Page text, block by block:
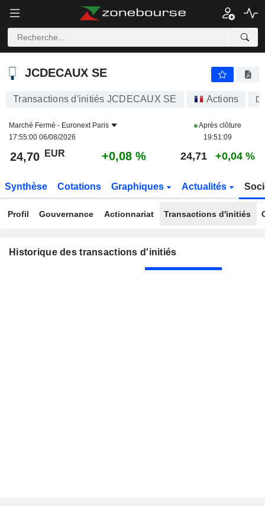
JCDECAUX SE
JCDECAUX SE
Transactions d'initiés JCDECAUX SE Actions
Marché Fermé - Euronext Paris
17:55:00 06/08/2026
Après clôture
19:51:09
24,70 EUR +0,08 % 24,71 +0,04 %
Synthèse Cotations Graphiques Actualités
Profil Gouvernance Actionnariat Transactions d'initiés
Historique des transactions d'initiés